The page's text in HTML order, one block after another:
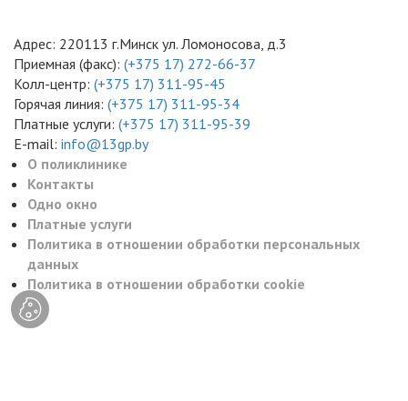
Адрес: 220113 г.Минск ул. Ломоносова, д.3
Приемная (факс): (+375 17) 272-66-37
Колл-центр: (+375 17) 311-95-45
Горячая линия: (+375 17) 311-95-34
Платные услуги: (+375 17) 311-95-39
E-mail: info@13gp.by
О поликлинике
Контакты
Одно окно
Платные услуги
Политика в отношении обработки персональных
данных
Политика в отношении обработки cookie